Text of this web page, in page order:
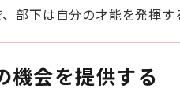
部下は自分の才能を発揮す
機会を提供する